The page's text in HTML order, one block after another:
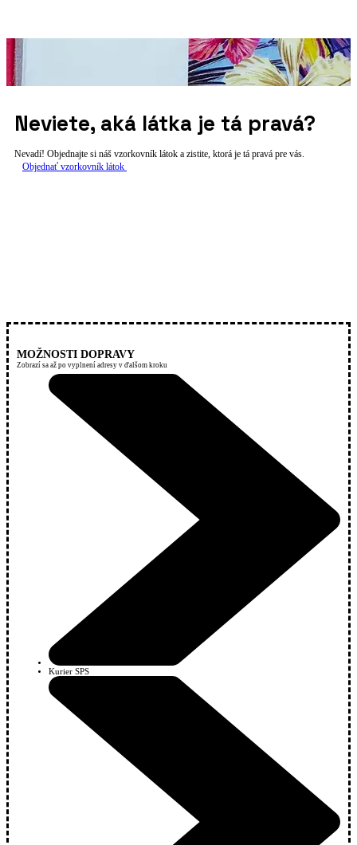
Neviete, aká látka je tá pravá?
Nevadí! Objednajte si náš vzorkovník látok a zistite, ktorá je tá pravá pre vás.
Objednať vzorkovník látok
MOŽNOSTI DOPRAVY
Zobrazí sa až po vyplnení adresy v ďalšom kroku
Kurier SPS